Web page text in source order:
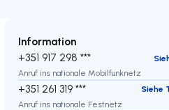
Information
+351 917 298 ***
Anruf ins nationale Mobilfunknetz
+351 261 319 ***
Siehe
Anruf ins nationale Festnetz